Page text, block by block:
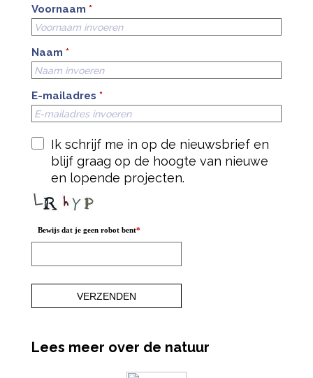
Voornaam *
Naam *
E-mailadres *
Ik schrijf me in op de nieuwsbrief en
blijf graag op de hoogte van nieuwe
en lopende projecten.
Bewijs dat je geen robot bent*
Lees meer over de natuur